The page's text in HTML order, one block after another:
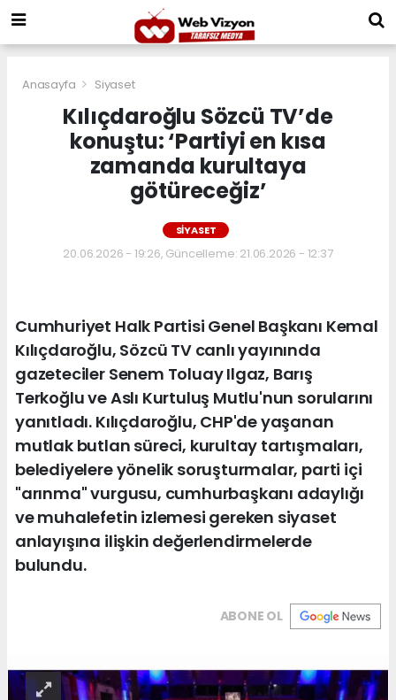
Anasayfa Siyaset
Kılıçdaroğlu Sözcü TV’de
konuştu: ‘Partiyi en kısa
zamanda kurultaya
götüreceğiz’
SIYASET
20.06.2026 - 19:26, Güncelleme: 21.06.2026 - 12:37
Cumhuriyet Halk Partisi Genel Başkanı Kemal
Kılıçdaroğlu, Sözcü TV canlı yayınında
gazeteciler Senem Toluay Ilgaz, Barış
Terkoğlu ve Aslı Kurtuluş Mutlu'nun sorularını
yanıtladı. Kılıçdaroğlu, CHP'de yaşanan
mutlak butlan süreci, kurultay tartışmaları,
belediyelere yönelik soruşturmalar, parti içi
"arınma" vurgusu, cumhurbaşkanı adaylığı
ve muhalefetin izlemesi gereken siyaset
anlayışına ilişkin değerlendirmelerde
bulundu.
ABONE OL